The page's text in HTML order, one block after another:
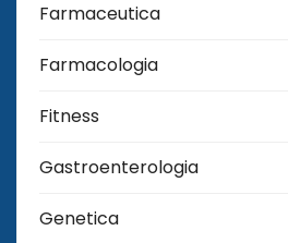
Farmaceutica
Farmacologia
Fitness
Gastroenterologia
Genetica